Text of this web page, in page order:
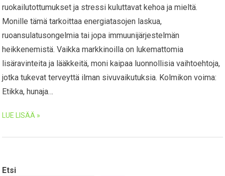
ruokailutottumukset ja stressi kuluttavat kehoa ja mieltä.
Monille tämä tarkoittaa energiatasojen laskua,
ruoansulatusongelmia tai jopa immuunijärjestelmän
heikkenemistä. Vaikka markkinoilla on lukemattomia
lisäravinteita ja lääkkeitä, moni kaipaa luonnollisia vaihtoehtoja,
jotka tukevat terveyttä ilman sivuvaikutuksia. Kolmikon voima:
Etikka, hunaja…
LUE LISÄÄ »
Etsi